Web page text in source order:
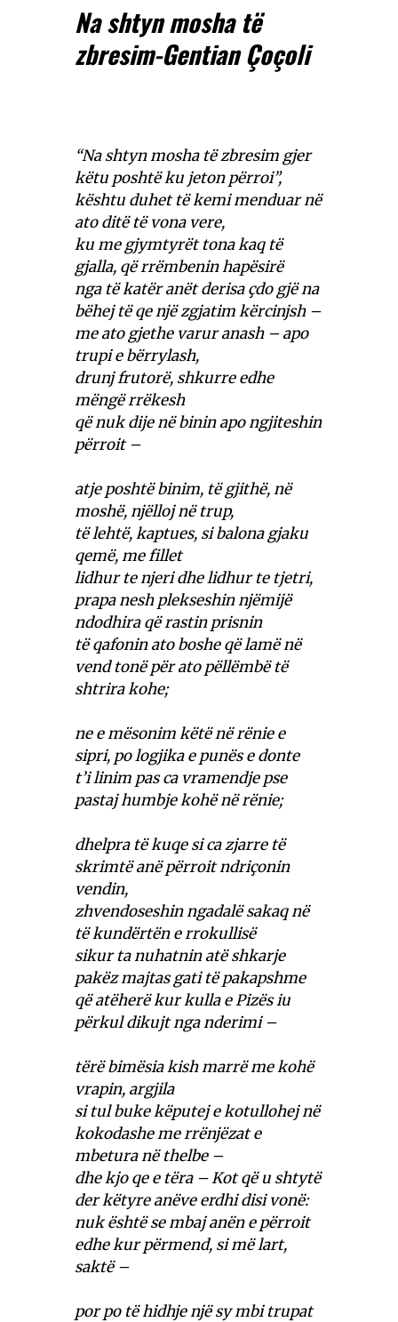
Na shtyn mosha të
zbresim-Gentian Çoçoli
“Na shtyn mosha të zbresim gjer
këtu poshtë ku jeton përroi”,
kështu duhet të kemi menduar në
ato ditë të vona vere,
ku me gjymtyrët tona kaq të
gjalla, që rrëmbenin hapësirë
nga të katër anët derisa çdo gjë na
bëhej të qe një zgjatim kërcinjsh –
me ato gjethe varur anash – apo
trupi e bërrylash,
drunj frutorë, shkurre edhe
mëngë rrëkesh
që nuk dije në binin apo ngjiteshin
përroit –
atje poshtë binim, të gjithë, në
moshë, njëlloj në trup,
të lehtë, kaptues, si balona gjaku
qemë, me fillet
lidhur te njeri dhe lidhur te tjetri,
prapa nesh plekseshin njëmijë
ndodhira që rastin prisnin
të qafonin ato boshe që lamë në
vend tonë për ato pëllëmbë të
shtrira kohe;
ne e mësonim këtë në rënie e
sipri, po logjika e punës e donte
t’i linim pas ca vramendje pse
pastaj humbje kohë në rënie;
dhelpra të kuqe si ca zjarre të
skrimtë anë përroit ndriçonin
vendin,
zhvendoseshin ngadalë sakaq në
të kundërtën e rrokullisë
sikur ta nuhatnin atë shkarje
pakëz majtas gati të pakapshme
që atëherë kur kulla e Pizës iu
përkul dikujt nga nderimi –
tërë bimësia kish marrë me kohë
vrapin, argjila
si tul buke këputej e kotullohej në
kokodashe me rrënjëzat e
mbetura në thelbe –
dhe kjo qe e tëra – Kot që u shtytë
der këtyre anëve erdhi disi vonë:
nuk është se mbaj anën e përroit
edhe kur përmend, si më lart,
saktë –
por po të hidhje një sy mbi trupat